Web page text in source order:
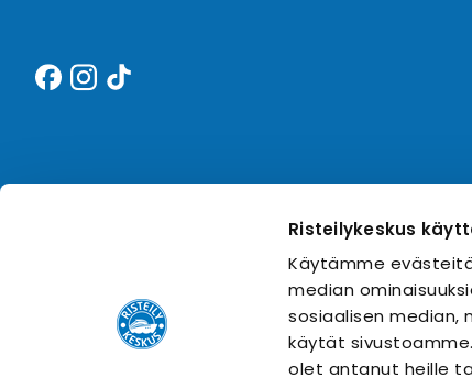
Risteilykeskus
Käytämme
median
sosiaalisen median,
käytät
olet antanut heille